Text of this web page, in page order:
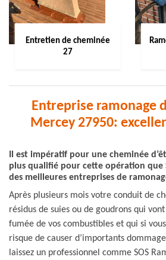
Entretien de cheminée
27
Entreprise ramonage
Mercey 27950:
Il est impératif pour une cheminée
plus qualifié pour cette opération que
des meilleures entreprises de
Après plusieurs mois votre conduit de
résidus de suies ou de goudrons qui
fumée de vos combustibles et qui si
risque de causer d’importants
laissez un professionnel comme SOS